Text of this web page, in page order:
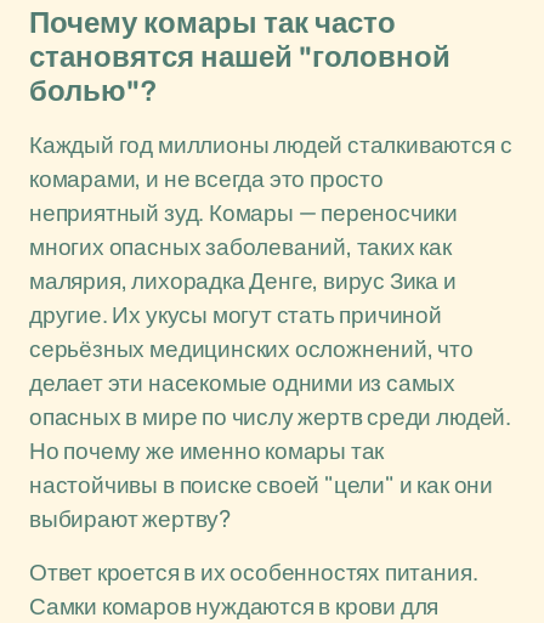
Почему комары так часто
становятся нашей "головной
болью"?
Каждый год миллионы людей сталкиваются с
комарами, и не всегда это просто
неприятный зуд. Комары — переносчики
многих опасных заболеваний, таких как
малярия, лихорадка Денге, вирус Зика и
другие. Их укусы могут стать причиной
серьёзных медицинских осложнений, что
делает эти насекомые одними из самых
опасных в мире по числу жертв среди людей.
Но почему же именно комары так
настойчивы в поиске своей "цели" и как они
выбирают жертву?
Ответ кроется в их особенностях питания.
Самки комаров нуждаются в крови для